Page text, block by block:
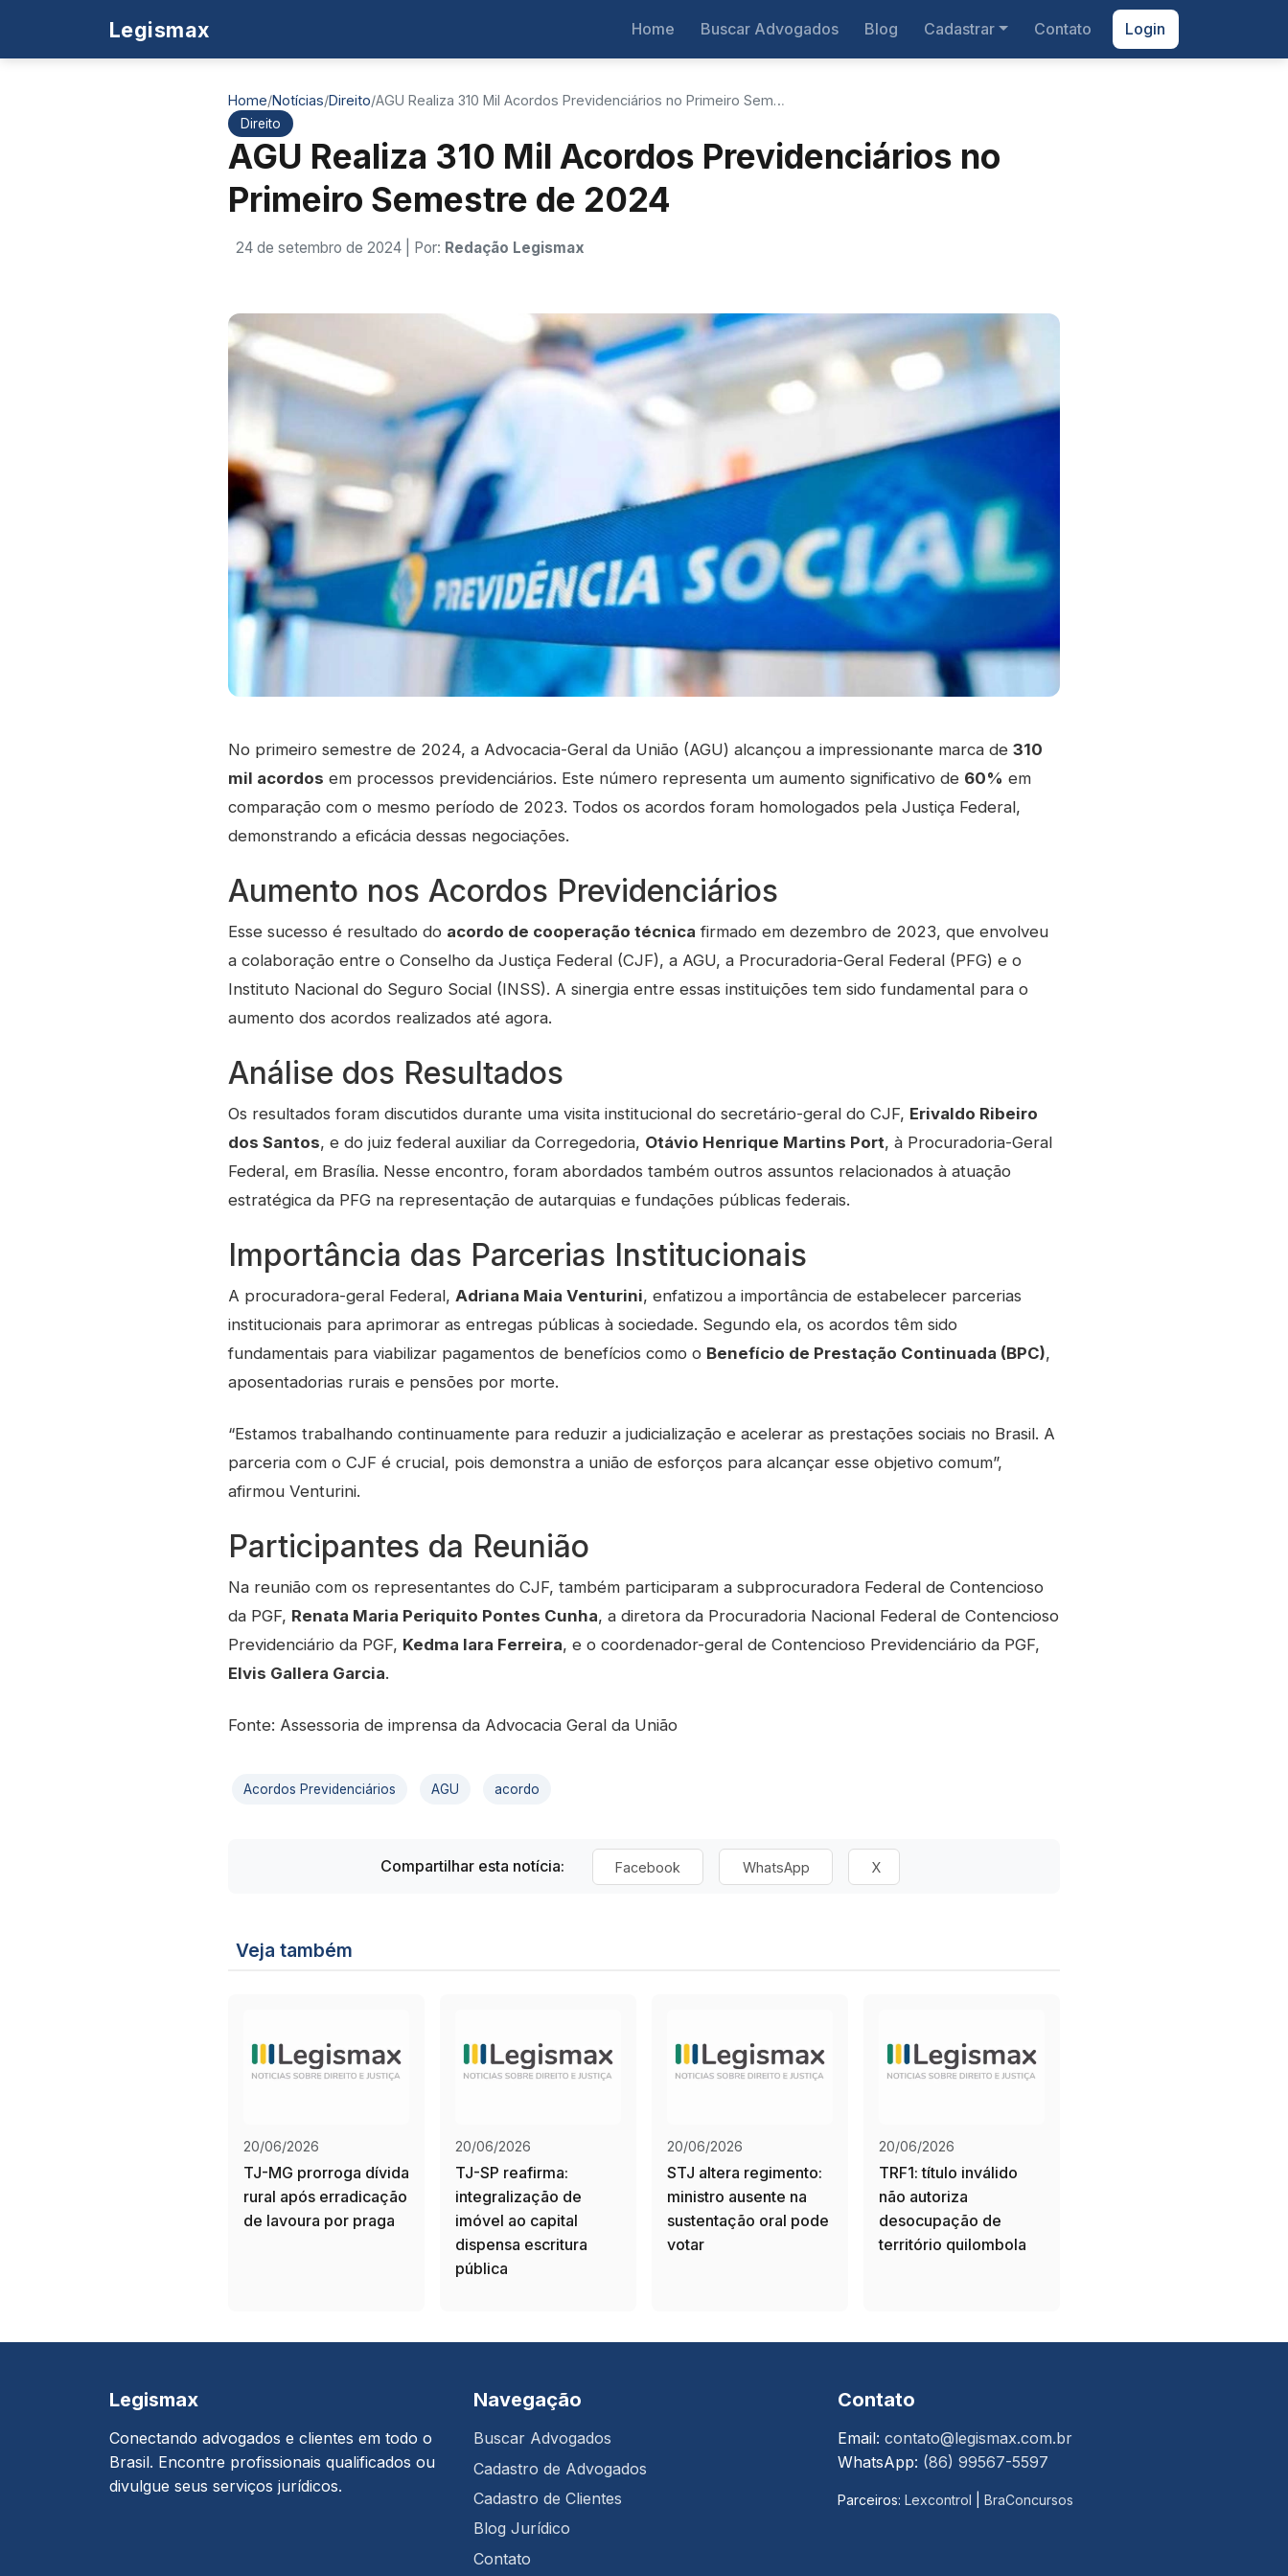
Legismax Home Buscar Advogados Blog Cadastrar Contato Login
Home/Notícias/Direito/AGU Realiza 310 Mil Acordos Previdenciários no Primeiro Sem…
Direito
AGU Realiza 310 Mil Acordos Previdenciários no
Primeiro Semestre de 2024
24 de setembro de 2024 | Por: Redação Legismax
No primeiro semestre de 2024, a Advocacia-Geral da União (AGU) alcançou a impressionante marca de 310
mil acordos em processos previdenciários. Este número representa um aumento significativo de 60% em
comparação com o mesmo período de 2023. Todos os acordos foram homologados pela Justiça Federal,
demonstrando a eficácia dessas negociações.
Aumento nos Acordos Previdenciários
Esse sucesso é resultado do acordo de cooperação técnica firmado em dezembro de 2023, que envolveu
a colaboração entre o Conselho da Justiça Federal (CJF), a AGU, a Procuradoria-Geral Federal (PFG) e o
Instituto Nacional do Seguro Social (INSS). A sinergia entre essas instituições tem sido fundamental para o
aumento dos acordos realizados até agora.
Análise dos Resultados
Os resultados foram discutidos durante uma visita institucional do secretário-geral do CJF, Erivaldo Ribeiro
dos Santos, e do juiz federal auxiliar da Corregedoria, Otávio Henrique Martins Port, à Procuradoria-Geral
Federal, em Brasília. Nesse encontro, foram abordados também outros assuntos relacionados à atuação
estratégica da PFG na representação de autarquias e fundações públicas federais.
Importância das Parcerias Institucionais
A procuradora-geral Federal, Adriana Maia Venturini, enfatizou a importância de estabelecer parcerias
institucionais para aprimorar as entregas públicas à sociedade. Segundo ela, os acordos têm sido
fundamentais para viabilizar pagamentos de benefícios como o Benefício de Prestação Continuada (BPC),
aposentadorias rurais e pensões por morte.
“Estamos trabalhando continuamente para reduzir a judicialização e acelerar as prestações sociais no Brasil. A
parceria com o CJF é crucial, pois demonstra a união de esforços para alcançar esse objetivo comum”,
afirmou Venturini.
Participantes da Reunião
Na reunião com os representantes do CJF, também participaram a subprocuradora Federal de Contencioso
da PGF, Renata Maria Periquito Pontes Cunha, a diretora da Procuradoria Nacional Federal de Contencioso
Previdenciário da PGF, Kedma Iara Ferreira, e o coordenador-geral de Contencioso Previdenciário da PGF,
Elvis Gallera Garcia.
Fonte: Assessoria de imprensa da Advocacia Geral da União
Acordos Previdenciários AGU acordo
Compartilhar esta notícia: Facebook WhatsApp X
Veja também
20/06/2026
TJ-MG prorroga dívida
rural após erradicação
de lavoura por praga
20/06/2026
TJ-SP reafirma:
integralização de
imóvel ao capital
dispensa escritura
pública
20/06/2026
STJ altera regimento:
ministro ausente na
sustentação oral pode
votar
20/06/2026
TRF1: título inválido
não autoriza
desocupação de
território quilombola
Legismax
Conectando advogados e clientes em todo o
Brasil. Encontre profissionais qualificados ou
divulgue seus serviços jurídicos.
Navegação
Buscar Advogados
Cadastro de Advogados
Cadastro de Clientes
Blog Jurídico
Contato
Contato
Email: contato@legismax.com.br
WhatsApp: (86) 99567-5597
Parceiros: Lexcontrol BraConcursos